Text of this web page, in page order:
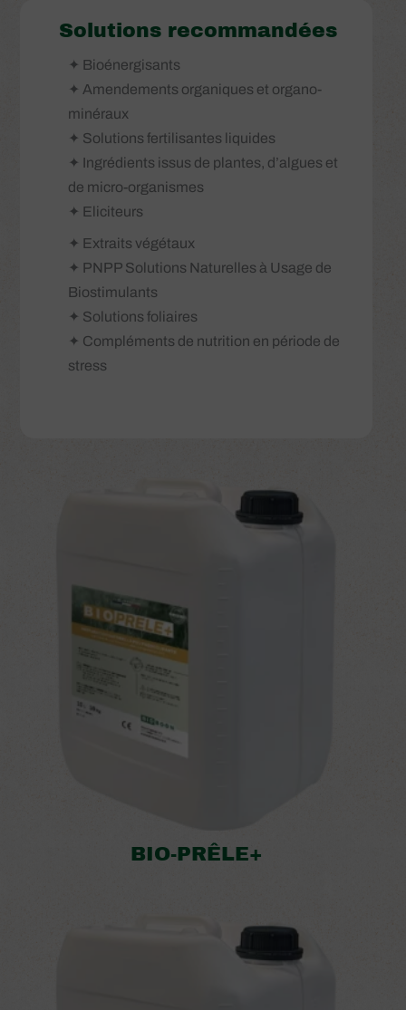
Solutions recommandées
✦ Bioénergisants
✦ Amendements organiques et organo-
minéraux
✦ Solutions fertilisantes liquides
✦ Ingrédients issus de plantes, d’algues et
de micro-organismes
✦ Eliciteurs
✦ Extraits végétaux
✦ PNPP Solutions Naturelles à Usage de
Biostimulants
✦ Solutions foliaires
✦ Compléments de nutrition en période de
stress
BIO-PRÊLE+